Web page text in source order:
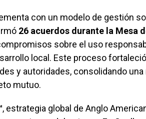
con un modelo de gestión
26 acuerdos durante la Mesa
sobre el uso
local. Este proceso
y autoridades, consolidando una
mutuo.
, estrategia global de Anglo